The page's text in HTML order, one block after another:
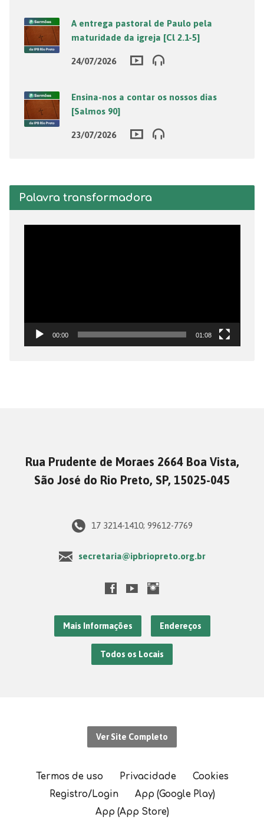
A entrega pastoral de Paulo pela
maturidade da igreja [Cl 2.1-5]
24/07/2026
Ensina-nos a contar os nossos dias
[Salmos 90]
23/07/2026
Palavra transformadora
00:00 01:08
Rua Prudente de Moraes 2664 Boa Vista,
São José do Rio Preto, SP, 15025-045
17 3214-1410; 99612-7769
secretaria@ipbriopreto.org.br
Mais Informações Endereços
Todos os Locais
Ver Site Completo
Termos de uso Privacidade
Cookies
Registro/Login
App (Google Play)
App (App Store)